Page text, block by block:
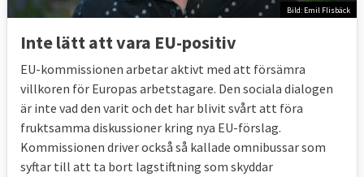
Bild: Emil Flisbäck
Inte lätt att vara EU-positiv
EU-kommissionen arbetar aktivt med att försämra
villkoren för Europas arbetstagare. Den sociala dialogen
är inte vad den varit och det har blivit svårt att föra
fruktsamma diskussioner kring nya EU-förslag.
Kommissionen driver också så kallade omnibussar som
syftar till att ta bort lagstiftning som skyddar